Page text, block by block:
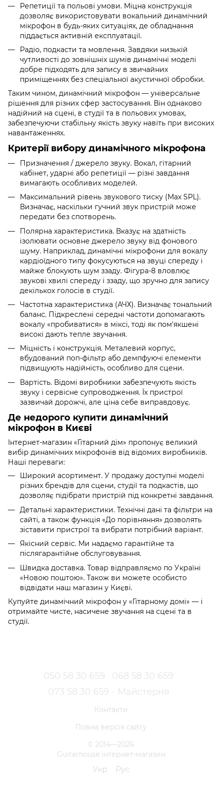
Репетиції та польові умови. Міцна конструкція
дозволяє використовувати вокальний динамічний
мікрофон в будь-яких ситуаціях, де обладнання
піддається активній експлуатації.
Радіо, подкасти та мовлення. Завдяки низькій
чутливості до зовнішніх шумів динамічні моделі
добре підходять для запису в звичайних
приміщеннях без спеціальної акустичної обробки.
Таким чином, динамічний мікрофон — універсальне
рішення для різних сфер застосування. Він однаково
надійний на сцені, в студії та в польових умовах,
забезпечуючи стабільну якість звуку навіть при високих
навантаженнях.
Критерії вибору динамічного мікрофона
Призначення / джерело звуку. Вокал, гітарний
кабінет, ударні або репетиції — різні завдання
вимагають особливих моделей.
Максимальний рівень звукового тиску (Max SPL).
Визначає, наскільки гучний звук пристрій може
передати без спотворень.
Полярна характеристика. Вказує на здатність
ізолювати основне джерело звуку від фонового
шуму. Наприклад, динамічні мікрофони для вокалу
кардіоїдного типу фокусуються на звуці спереду і
майже блокують шум ззаду. Фігура-8 вловлює
звукові хвилі спереду і ззаду, що зручно для запису
декількох голосів в студії.
Частотна характеристика (АЧХ). Визначає тональний
баланс. Підкреслені середні частоти допомагають
вокалу «пробиватися» в міксі, тоді як пом'якшені
високі дають тепле звучання.
Міцність і конструкція. Металевий корпус,
вбудований поп-фільтр або демпфуючі елементи
підвищують надійність, особливо для сцени.
Вартість. Відомі виробники забезпечують якість
звуку і сервісне супроводження. Їх пристрої
зазвичай дорожчі, але ціна себе виправдовує.
Де недорого купити динамічний
мікрофон в Києві
Інтернет-магазин «Гітарний дім» пропонує великий
вибір динамічних мікрофонів від відомих виробників.
Наші переваги:
Широкий асортимент. У продажу доступні моделі
різних брендів для сцени, студії та подкастів, що
дозволяє підібрати пристрій під конкретні завдання.
Детальні характеристики. Технічні дані та фільтри на
сайті, а також функція «До порівняння» дозволять
зіставити пристрої та вибрати потрібний варіант.
Якісний сервіс. Ми надаємо гарантійне та
післягарантійне обслуговування.
Швидка доставка. Товар відправляємо по Україні
«Новою поштою». Також ви можете особисто
відвідати наш магазин у Києві.
Купуйте динамічний мікрофон у «Гітарному домі» — і
отримайте чисте, насичене звучання на сцені та в
студії.
050 58 30 659
068 58 30 659
073 58 30 659 - Майстерня
Контакти
Повна версія сайту
© 2014—2026
Guitarhouse інтернет-магазин
Укр Рус